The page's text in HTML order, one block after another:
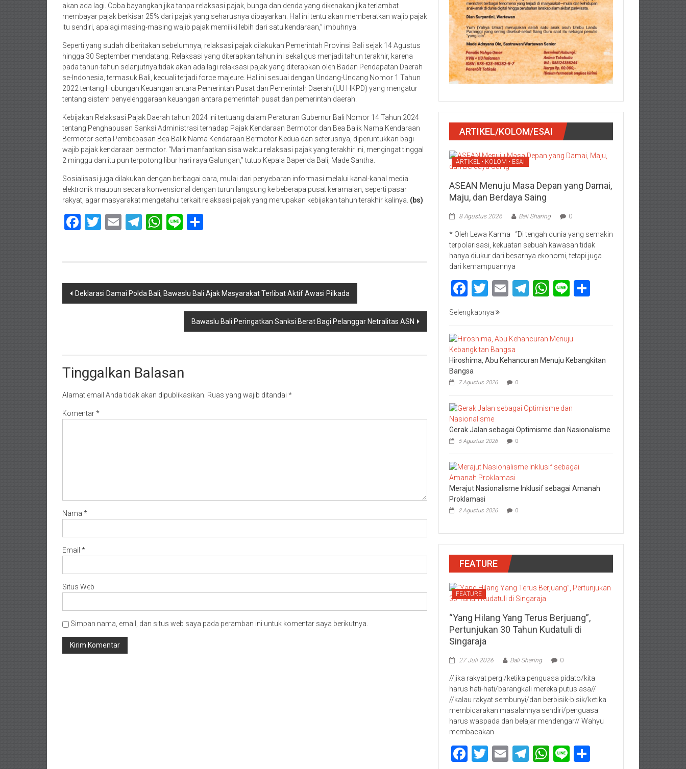
akan ada lagi. Coba bayangkan jika tanpa relaksasi pajak, bunga dan denda yang dikenakan jika terlambat
membayar pajak berkisar 25% dari pajak yang seharusnya dibayarkan. Hal ini tentu akan memberatkan wajib pajak
itu sendiri, apalagi masing-masing wajib pajak memiliki lebih dari satu kendaraan,” imbuhnya.
Seperti yang sudah diberitakan sebelumnya, relaksasi pajak dilakukan Pemerintah Provinsi Bali sejak 14 Agustus
hingga 30 September mendatang. Relaksasi yang diterapkan tahun ini sekaligus menjadi tahun terakhir, karena
pada tahun-tahun selanjutnya tidak akan ada lagi relaksasi pajak yang diterapkan oleh Badan Pendapatan Daerah
se-Indonesia, termasuk Bali, kecuali terjadi force majeure. Hal ini sesuai dengan Undang-Undang Nomor 1 Tahun
2022 tentang Hubungan Keuangan antara Pemerintah Pusat dan Pemerintah Daerah (UU HKPD) yang mengatur
tentang sistem penyelenggaraan keuangan antara pemerintah pusat dan pemerintah daerah.
Kebijakan Relaksasi Pajak Daerah tahun 2024 ini tertuang dalam Peraturan Gubernur Bali Nomor 14 Tahun 2024
tentang Penghapusan Sanksi Administrasi terhadap Pajak Kendaraan Bermotor dan Bea Balik Nama Kendaraan
Bermotor serta Pembebasan Bea Balik Nama Kendaraan Bermotor Kedua dan seterusnya, diperuntukkan bagi
wajib pajak kendaraan bermotor. “Mari manfaatkan sisa waktu relaksasi pajak yang terakhir ini, mengingat tinggal
2 minggu dan itu pun terpotong libur hari raya Galungan,” tutup Kepala Bapenda Bali, Made Santha.
Sosialisasi juga dilakukan dengan berbagai cara, mulai dari penyebaran informasi melalui kanal-kanal media
elektronik maupun secara konvensional dengan turun langsung ke beberapa pusat keramaian, seperti pasar
rakyat, agar masyarakat mengetahui terkait relaksasi pajak yang merupakan kebijakan tahun terakhir kalinya. (bs)
Facebook
Twitter
EmailTelegram
WhatsApp
Line
Navigasi
Deklarasi Damai Polda Bali, Bawaslu Bali Ajak Masyarakat Terlibat Aktif Awasi Pilkada
Bawaslu Bali Peringatkan Sanksi Berat Bagi Pelanggar Netralitas ASN
Tinggalkan Balasan
Alamat email Anda tidak akan dipublikasikan. Ruas yang wajib ditandai *
Komentar*
Nama *
Email *
Situs Web
Simpan nama, email, dan situs web saya pada peramban ini untuk komentar saya berikutnya.
ARTIKEL/KOLOM/ESAI
ARTIKEL • KOLOM • ESAI
ASEAN Menuju Masa Depan yang Damai,
Maju, dan Berdaya Saing
8 Agustus 2026 Bali Sharing 0
* Oleh Lewa Karma “Di tengah dunia yang semakin
terpolarisasi, kekuatan sebuah kawasan tidak
hanya diukur dari besarnya ekonomi, tetapi juga
dari kemampuannya
Facebook
Twitter
EmailTelegram
WhatsApp
Line
Selengkapnya
Hiroshima, Abu Kehancuran Menuju Kebangkitan
Bangsa
7 Agustus 2026 0
Gerak Jalan sebagai Optimisme dan Nasionalisme
5 Agustus 2026 0
Merajut Nasionalisme Inklusif sebagai Amanah
Proklamasi
2 Agustus 2026 0
FEATURE
FEATURE
“Yang Hilang Yang Terus Berjuang”,
Pertunjukan 30 Tahun Kudatuli di
Singaraja
27 Juli 2026 Bali Sharing 0
//jika rakyat pergi/ketika penguasa pidato/kita
harus hati-hati/barangkali mereka putus asa//
//kalau rakyat sembunyi/dan berbisik-bisik/ketika
membicarakan masalahnya sendiri/penguasa
harus waspada dan belajar mendengar// Wahyu
membacakan
Facebook
Twitter
EmailTelegram
WhatsApp
Line